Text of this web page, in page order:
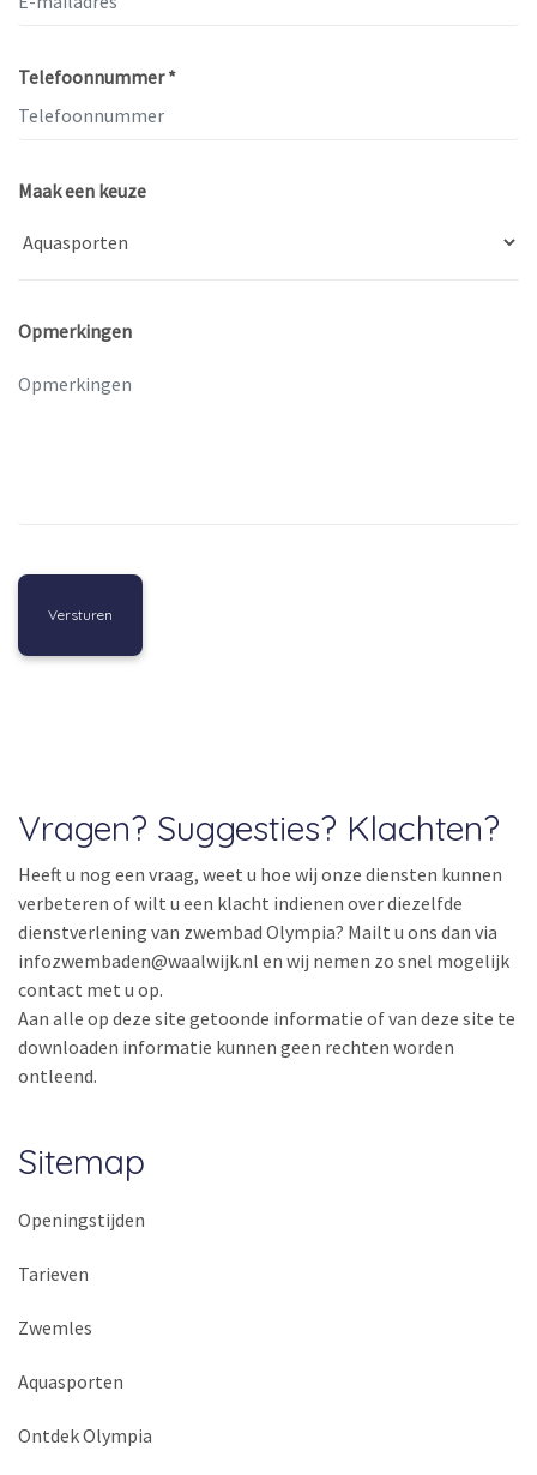
Telefoonnummer *
Maak een keuze
Opmerkingen
Vragen? Suggesties? Klachten?
Heeft u nog een vraag, weet u hoe wij onze diensten kunnen
verbeteren of wilt u een klacht indienen over diezelfde
dienstverlening van zwembad Olympia? Mailt u ons dan via
infozwembaden@waalwijk.nl en wij nemen zo snel mogelijk
contact met u op.
Aan alle op deze site getoonde informatie of van deze site te
downloaden informatie kunnen geen rechten worden
ontleend.
Sitemap
Openingstijden
Tarieven
Zwemles
Aquasporten
Ontdek Olympia